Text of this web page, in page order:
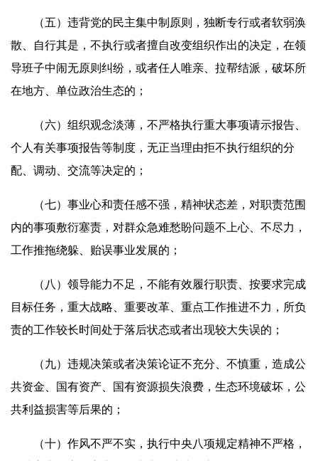
（五）违背党的民主集中制原则，独断专行或者软弱涣
散、自行其是，不执行或者擅自改变组织作出的决定，在领
导班子中闹无原则纠纷，或者任人唯亲、拉帮结派，破坏所
在地方、单位政治生态的；
（六）组织观念淡薄，不严格执行重大事项请示报告、
个人有关事项报告等制度，无正当理由拒不执行组织的分
配、调动、交流等决定的；
（七）事业心和责任感不强，精神状态差，对职责范围
内的事项敷衍塞责，对群众急难愁盼问题不上心、不尽力，
工作推拖绕躲、贻误事业发展的；
（八）领导能力不足，不能有效履行职责、按要求完成
目标任务，重大战略、重要改革、重点工作推进不力，所负
责的工作较长时间处于落后状态或者出现较大失误的；
（九）违规决策或者决策论证不充分、不慎重，造成公
共资金、国有资产、国有资源损失浪费，生态环境破坏，公
共利益损害等后果的；
（十）作风不严不实，执行中央八项规定精神不严格，